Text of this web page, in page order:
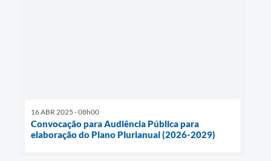
16 ABR 2025 - 08h00
Convocação para Audiência Pública para
elaboração do Plano Plurianual (2026-2029)